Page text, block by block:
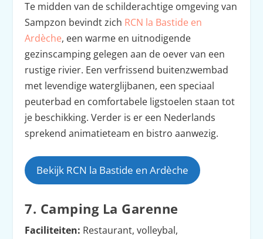
Te midden van de schilderachtige omgeving van
Sampzon bevindt zich RCN la Bastide en
Ardèche, een warme en uitnodigende
gezinscamping gelegen aan de oever van een
rustige rivier. Een verfrissend buitenzwembad
met levendige waterglijbanen, een speciaal
peuterbad en comfortabele ligstoelen staan tot
je beschikking. Verder is er een Nederlands
sprekend animatieteam en bistro aanwezig.
Bekijk RCN la Bastide en Ardèche
7. Camping La Garenne
Faciliteiten: Restaurant, volleybal,